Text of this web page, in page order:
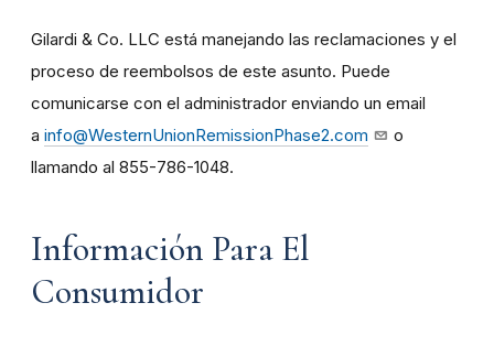
Gilardi & Co. LLC está manejando las reclamaciones y el
proceso de reembolsos de este asunto. Puede
comunicarse con el administrador enviando un email
a info@WesternUnionRemissionPhase2.com
o
llamando al 855-786-1048.
Información Para El
Consumidor